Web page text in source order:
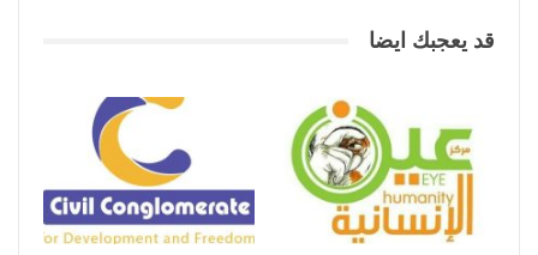
قد يعجبك ايضا